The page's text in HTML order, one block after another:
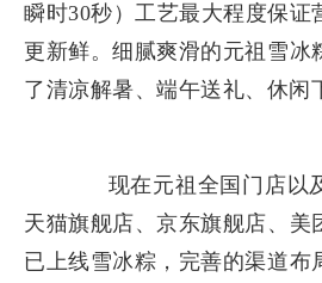
瞬时30秒）工艺最大程度保证
更新鲜。细腻爽滑的元祖雪冰
了清凉解暑、端午送礼、休闲
现在元祖全国门店以
天猫旗舰店、京东旗舰店、美
已上线雪冰粽，完善的渠道布